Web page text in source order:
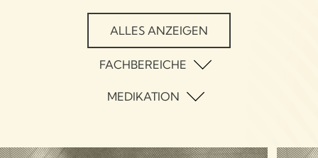
ALLES ANZEIGEN
FACHBEREICHE
Psychologie
MEDIKATION
Aufnahme in die Psychiatrie